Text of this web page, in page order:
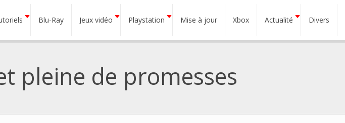
Blu-Ray Jeux vidéo Playstation Mise à jour Xbox Actualité Divers
pleine de promesses